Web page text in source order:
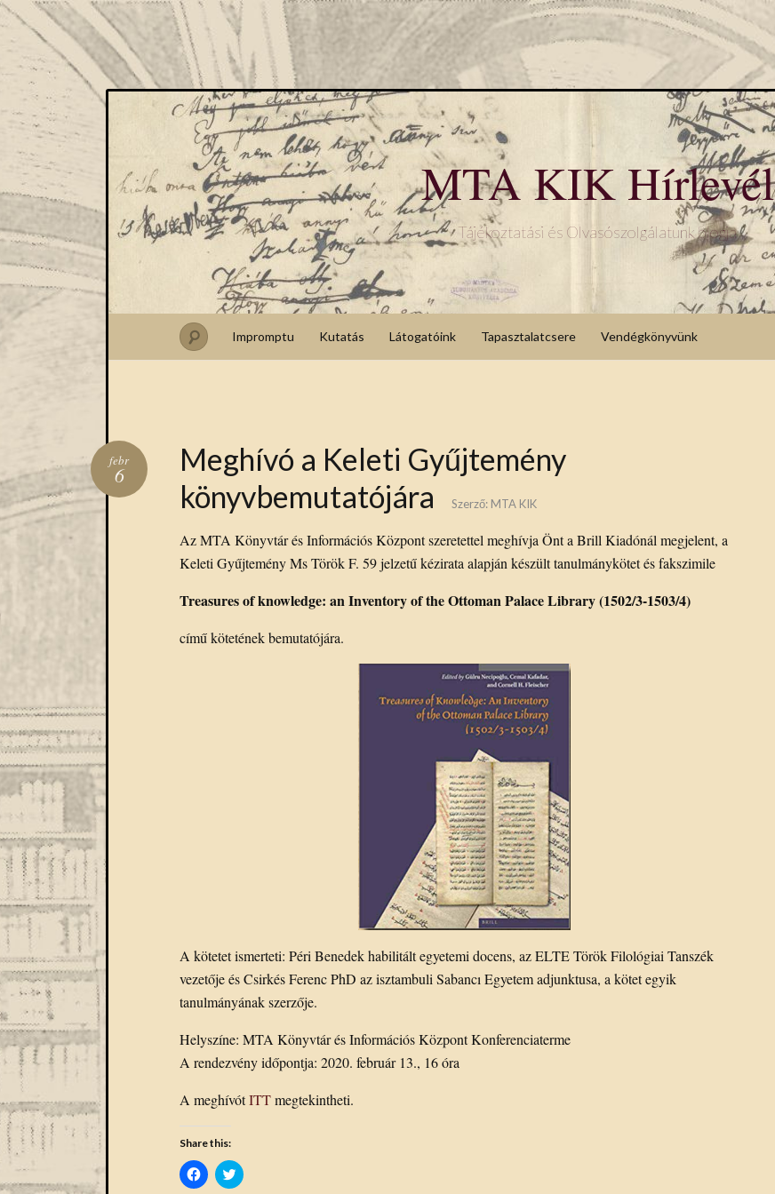
MTA KIK Hírlevél
Tájékoztatási és Olvasószolgálatunk blogja
Impromptu Kutatás Látogatóink Tapasztalatcsere Vendégkönyvünk
Meghívó a Keleti Gyűjtemény
könyvbemutatójára
febr
6
Szerző: MTA KIK
Az MTA Könyvtár és Információs Központ szeretettel meghívja Önt a Brill Kiadónál megjelent, a
Keleti Gyűjtemény Ms Török F. 59 jelzetű kézirata alapján készült tanulmánykötet és fakszimile
Treasures of knowledge: an Inventory of the Ottoman Palace Library (1502/3-1503/4)
című kötetének bemutatójára.
A kötetet ismerteti: Péri Benedek habilitált egyetemi docens, az ELTE Török Filológiai Tanszék
vezetője és Csirkés Ferenc PhD az isztambuli Sabancı Egyetem adjunktusa, a kötet egyik
tanulmányának szerzője.
Helyszíne: MTA Könyvtár és Információs Központ Konferenciaterme
A rendezvény időpontja: 2020. február 13., 16 óra
A meghívótITTmegtekintheti.
Share this:
Click
to
Click
to